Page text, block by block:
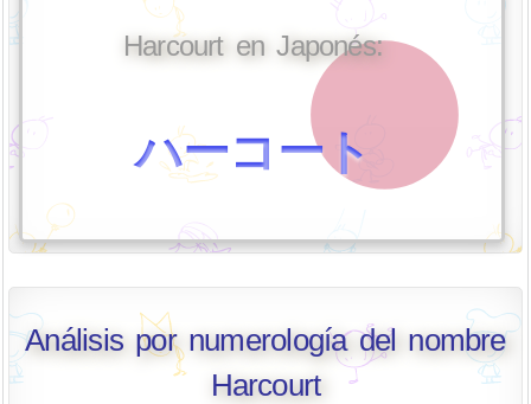
Harcourt en Japonés:
ハーコート
Análisis por numerología del nombre
Harcourt